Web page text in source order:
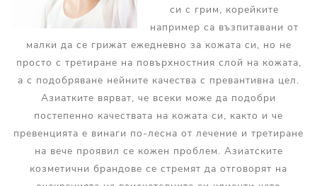
си с грим, корейките
например са възпитавани от
малки да се грижат ежедневно за кожата си, но не
просто с третиране на повърхностния слой на кожата,
а с подобряване нейните качества с превантивна цел.
Азиатките вярват, че всеки може да подобри
постепенно качествата на кожата си, както и че
превенцията е винаги по-лесна от лечение и третиране
на вече проявил се кожен проблем. Азиатските
козметични брандове се стремят да отговорят на